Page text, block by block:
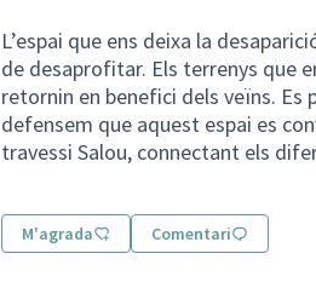
L’espai que ens deixa la
de desaprofitar. Els terrenys que
retornin en benefici dels veïns. Es
defensem que aquest espai es
travessi Salou, connectant els
M'agrada Comentari